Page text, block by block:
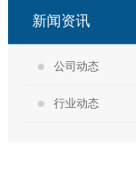
新闻资讯
公司动态
行业动态